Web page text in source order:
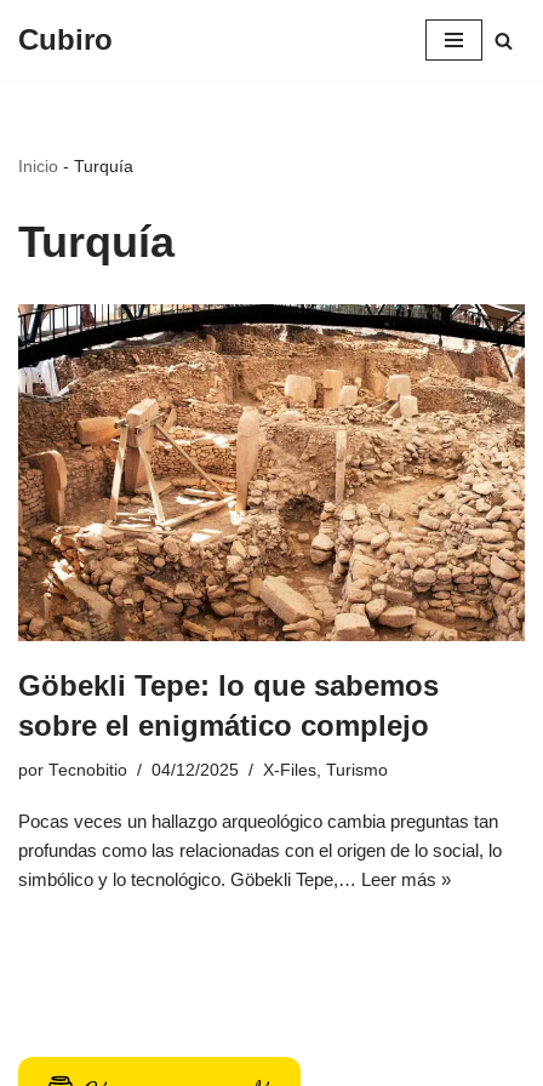
Cubiro
Inicio - Turquía
Turquía
Göbekli Tepe: lo que sabemos
sobre el enigmático complejo
por Tecnobitio 04/12/2025 X-Files, Turismo
Pocas veces un hallazgo arqueológico cambia preguntas tan
profundas como las relacionadas con el origen de lo social, lo
simbólico y lo tecnológico. Göbekli Tepe,… Leer más »